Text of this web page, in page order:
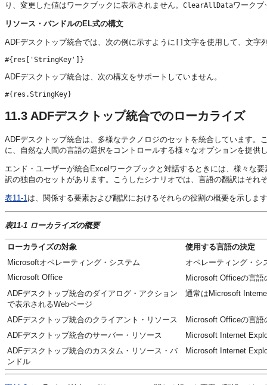
り、変更した値はワークブックに表示されません。 ClearAllDataワークブ
リソース・バンドルのEL式の構文
ADFデスクトップ統合では、次の例に示すように 文字を使用して、文字
#{res['StringKey']}
ADFデスクトップ統合は、次の構文をサポートしていません。
#{res.StringKey}
11.3 ADFデスクトップ統合でのローカライズ
ADFデスクトップ統合は、多様なテクノロジのセットを統合しています。
に、自然な人間の言語の選択をコントロールする様々なオプションを提供
エンド・ユーザーが統合Excelワークブックと対話するときには、様々な
訳の独自のセットがあります。こうしたシナリオでは、言語の翻訳はそれ
表11-1 は、関係する要素および翻訳におけるそれらの役割の概要を示しま
表11-1 ローカライズの概要
ローカライズの対象
使用する言語の決定
Microsoftオペレーティング・システム
オペレーティング・シ
Microsoft Office
Microsoft Officeの言語
ADFデスクトップ統合のダイアログ・アクション
で表示されるWebページ
通常はMicrosoft
ADFデスクトップ統合のクライアント・リソース
Microsoft Officeの言語
ADFデスクトップ統合のサーバー・リソース
Microsoft Internet
ADFデスクトップ統合のカスタム・リソース・バ
ンドル
Microsoft Internet